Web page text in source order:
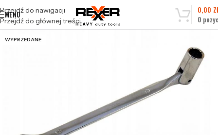
Przejdź do nawigacji
Przejdź do głównej treści
MENU
0
0,00
WYPRZEDANE